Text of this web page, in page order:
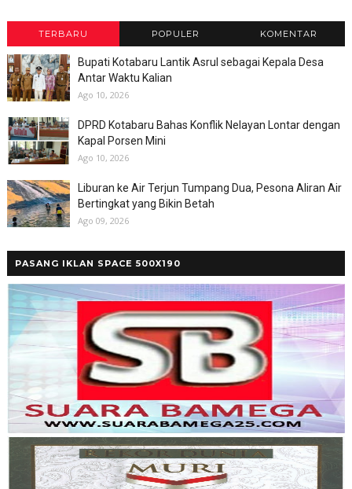
TERBARU POPULER KOMENTAR
Bupati Kotabaru Lantik Asrul sebagai Kepala Desa
Antar Waktu Kalian
Ago 10, 2026
DPRD Kotabaru Bahas Konflik Nelayan Lontar dengan
Kapal Porsen Mini
Ago 10, 2026
Liburan ke Air Terjun Tumpang Dua, Pesona Aliran Air
Bertingkat yang Bikin Betah
Ago 09, 2026
PASANG IKLAN SPACE 500X190